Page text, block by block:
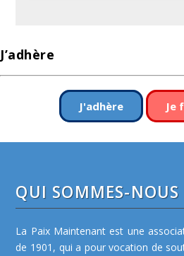
J’adhère
J'adhère Je
QUI SOMMES-NOUS
La Paix Maintenant est une
de 1901, qui a pour vocation de